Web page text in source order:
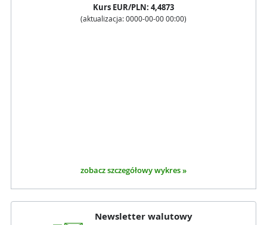
Kurs EUR/PLN: 4,4873
(aktualizacja: 0000-00-00 00:00)
zobacz szczegółowy wykres »
Newsletter walutowy